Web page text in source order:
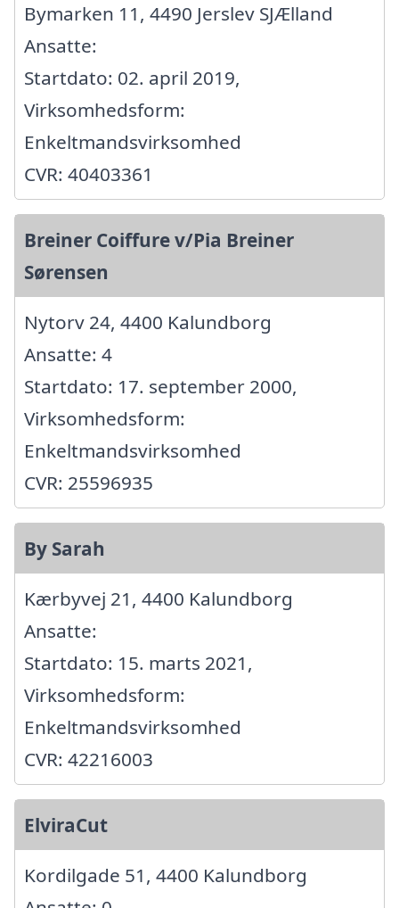
Bymarken 11, 4490 Jerslev SJÆlland
Ansatte:
Startdato: 02. april 2019,
Virksomhedsform:
Enkeltmandsvirksomhed
CVR: 40403361
Breiner Coiffure v/Pia Breiner
Sørensen
Nytorv 24, 4400 Kalundborg
Ansatte: 4
Startdato: 17. september 2000,
Virksomhedsform:
Enkeltmandsvirksomhed
CVR: 25596935
By Sarah
Kærbyvej 21, 4400 Kalundborg
Ansatte:
Startdato: 15. marts 2021,
Virksomhedsform:
Enkeltmandsvirksomhed
CVR: 42216003
ElviraCut
Kordilgade 51, 4400 Kalundborg